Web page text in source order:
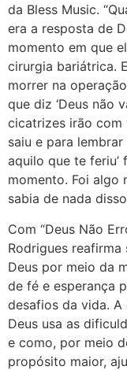
da Bless Music.
era a resposta de
momento em que
cirurgia bariátrica.
morrer na
que diz ‘Deus não
cicatrizes irão com
saiu e para
aquilo que te feriu’
momento. Foi algo
sabia de nada
Com “Deus Não
Rodrigues
Deus por meio da
de fé e esperança
desafios da vida.
Deus usa as
e como, por meio
propósito maior,